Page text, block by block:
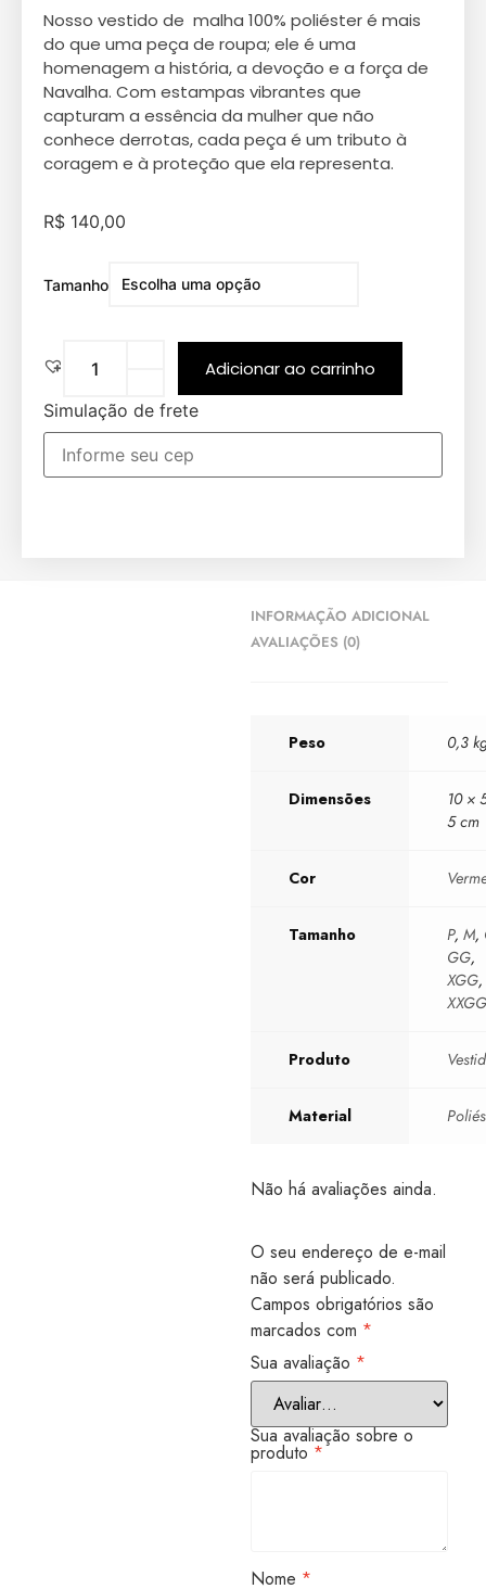
Nosso vestido de malha 100% poliéster é mais
do que uma peça de roupa; ele é uma
homenagem a história, a devoção e a força de
Navalha. Com estampas vibrantes que
capturam a essência da mulher que não
conhece derrotas, cada peça é um tributo à
coragem e à proteção que ela representa.
R$ 140,00
Tamanho
Adicionar ao carrinho
Simulação de frete
INFORMAÇÃO ADICIONAL
AVALIAÇÕES (0)
Peso 0,3
Dimensões
10 ×
5 cm
Cor
Tamanho P,M,
GG,
XGG,
Produto
Material
Não há avaliações ainda.
O seu endereço de e-mail
não será publicado.
Campos obrigatórios são
marcados com *
Sua avaliação *
Sua avaliação sobre o
produto *
Nome *